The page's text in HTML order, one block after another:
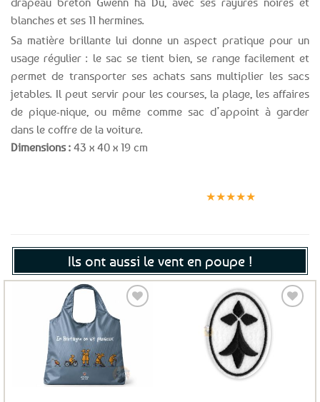
blanches et ses 11 hermines.
Sa matière brillante lui donne un aspect pratique pour un
usage régulier : le sac se tient bien, se range facilement et
permet de transporter ses achats sans multiplier les sacs
jetables. Il peut servir pour les courses, la plage, les affaires
de pique-nique, ou même comme sac d’appoint à garder
dans le coffre de la voiture.
Dimensions : 43 x 40 x 19 cm
★★★★★
Ils ont aussi le vent en poupe !
Ajouter
favoris